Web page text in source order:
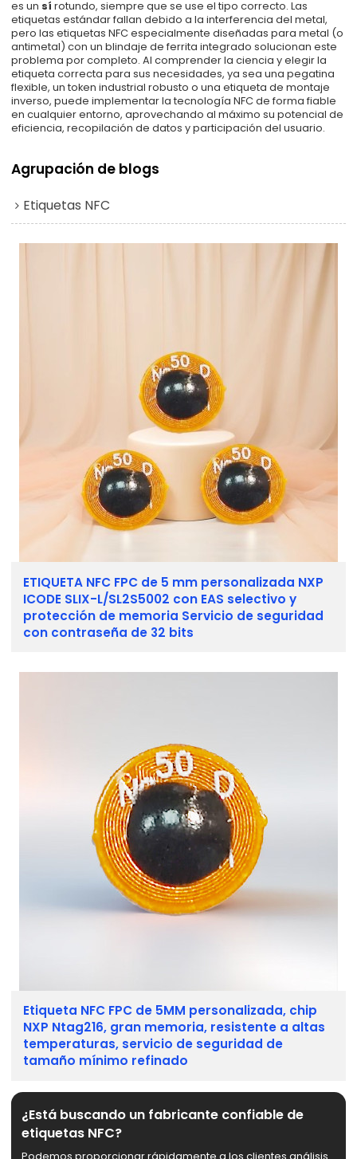
es un sí rotundo, siempre que se use el tipo correcto. Las
etiquetas estándar fallan debido a la interferencia del metal,
pero las etiquetas NFC especialmente diseñadas para metal (o
antimetal) con un blindaje de ferrita integrado solucionan este
problema por completo. Al comprender la ciencia y elegir la
etiqueta correcta para sus necesidades, ya sea una pegatina
flexible, un token industrial robusto o una etiqueta de montaje
inverso, puede implementar la tecnología NFC de forma fiable
en cualquier entorno, aprovechando al máximo su potencial de
eficiencia, recopilación de datos y participación del usuario.
Agrupación de blogs
Etiquetas NFC
ETIQUETA NFC FPC de 5 mm personalizada NXP
ICODE SLIX-L/SL2S5002 con EAS selectivo y
protección de memoria Servicio de seguridad
con contraseña de 32 bits
Etiqueta NFC FPC de 5MM personalizada, chip
NXP Ntag216, gran memoria, resistente a altas
temperaturas, servicio de seguridad de
tamaño mínimo refinado
¿Está buscando un fabricante confiable de
etiquetas NFC?